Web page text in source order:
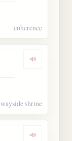
coherence
Dengarkan
wayside shrine